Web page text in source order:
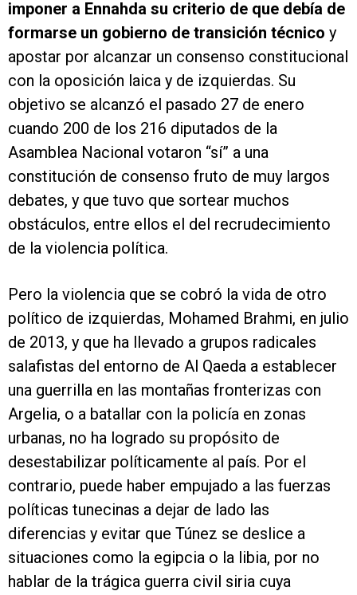
imponer a Ennahda su criterio de que debía de
formarse un gobierno de transición técnico y
apostar por alcanzar un consenso constitucional
con la oposición laica y de izquierdas. Su
objetivo se alcanzó el pasado 27 de enero
cuando 200 de los 216 diputados de la
Asamblea Nacional votaron “sí” a una
constitución de consenso fruto de muy largos
debates, y que tuvo que sortear muchos
obstáculos, entre ellos el del recrudecimiento
de la violencia política.
Pero la violencia que se cobró la vida de otro
político de izquierdas, Mohamed Brahmi, en julio
de 2013, y que ha llevado a grupos radicales
salafistas del entorno de Al Qaeda a establecer
una guerrilla en las montañas fronterizas con
Argelia, o a batallar con la policía en zonas
urbanas, no ha logrado su propósito de
desestabilizar políticamente al país. Por el
contrario, puede haber empujado a las fuerzas
políticas tunecinas a dejar de lado las
diferencias y evitar que Túnez se deslice a
situaciones como la egipcia o la libia, por no
hablar de la trágica guerra civil siria cuya